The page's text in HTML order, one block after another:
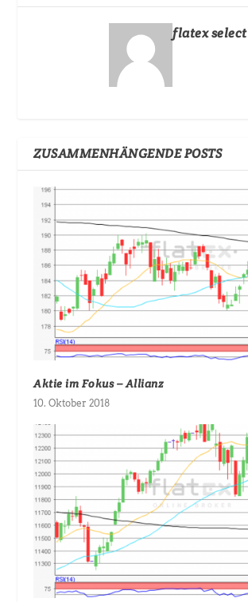
flatex select
ZUSAMMENHÄNGENDE POSTS
Aktie im Fokus – Allianz
10. Oktober 2018